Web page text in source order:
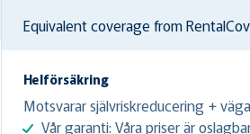
RentalCover
Equivalent coverage from
Helförsäkring
Motsvarar självriskreducering +
Vår garanti: Våra priser är